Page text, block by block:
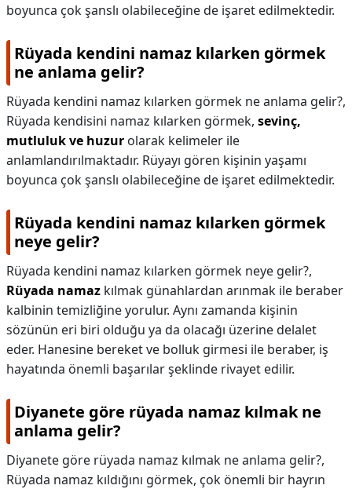
boyunca çok şanslı olabileceğine de işaret edilmektedir.
Rüyada kendini namaz kılarken görmek
ne anlama gelir?
Rüyada kendini namaz kılarken görmek ne anlama gelir?,
Rüyada kendisini namaz kılarken görmek, sevinç,
mutluluk ve huzur olarak kelimeler ile
anlamlandırılmaktadır. Rüyayı gören kişinin yaşamı
boyunca çok şanslı olabileceğine de işaret edilmektedir.
Rüyada kendini namaz kılarken görmek
neye gelir?
Rüyada kendini namaz kılarken görmek neye gelir?,
Rüyada namaz kılmak günahlardan arınmak ile beraber
kalbinin temizliğine yorulur. Aynı zamanda kişinin
sözünün eri biri olduğu ya da olacağı üzerine delalet
eder. Hanesine bereket ve bolluk girmesi ile beraber, iş
hayatında önemli başarılar şeklinde rivayet edilir.
Diyanete göre rüyada namaz kılmak ne
anlama gelir?
Diyanete göre rüyada namaz kılmak ne anlama gelir?,
Rüyada namaz kıldığını görmek, çok önemli bir hayrın